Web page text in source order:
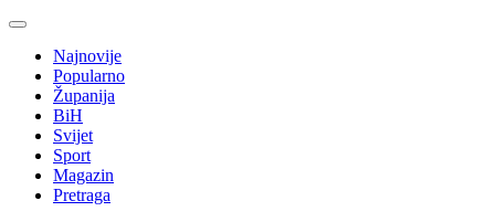
Najnovije
Popularno
Županija
BiH
Svijet
Sport
Magazin
Pretraga